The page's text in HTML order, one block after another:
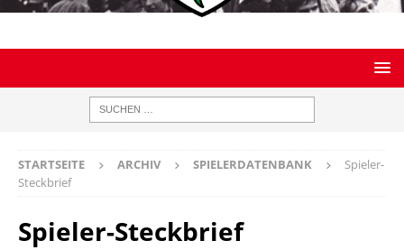
STARTSEITE ARCHIV SPIELERDATENBANK
Spieler-
Steckbrief
Spieler-Steckbrief